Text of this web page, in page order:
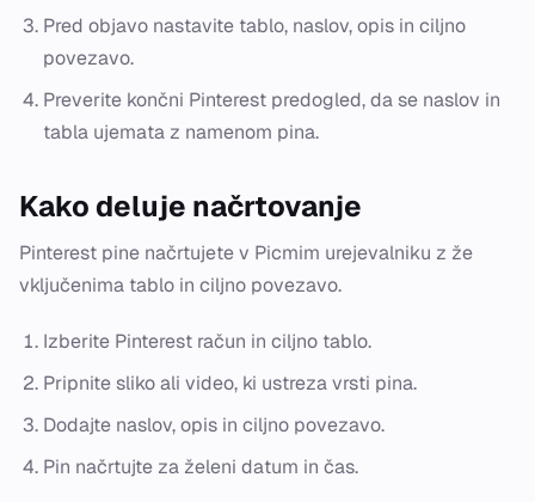
Pred objavo nastavite tablo, naslov, opis in ciljno
povezavo.
Preverite končni Pinterest predogled, da se naslov in
tabla ujemata z namenom pina.
Kako deluje načrtovanje
Pinterest pine načrtujete v Picmim urejevalniku z že
vključenima tablo in ciljno povezavo.
Izberite Pinterest račun in ciljno tablo.
Pripnite sliko ali video, ki ustreza vrsti pina.
Dodajte naslov, opis in ciljno povezavo.
Pin načrtujte za želeni datum in čas.